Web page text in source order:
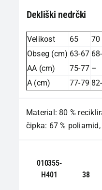
Dekliški nedrčki
Velikost 65 70
Obseg (cm) 63-67
AA (cm)
75-77 –
A (cm)
77-79
Material: 80 %
čipka: 67 %
010355-
H401
38